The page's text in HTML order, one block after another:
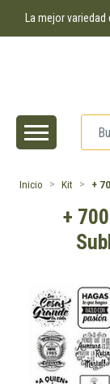
La mejor
Inicio Kit +
+